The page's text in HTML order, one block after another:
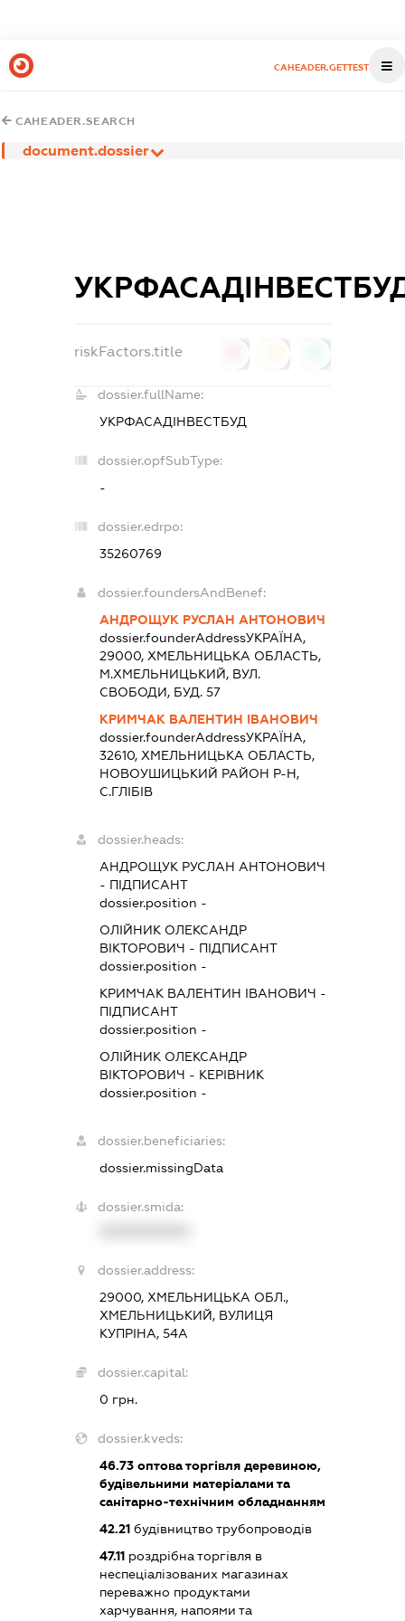
CAHEADER.GETTEST
CAHEADER.SEARCH
document.dossier
riskFactors.title
dossier.fullName:
УКРФАСАДІНВЕСТБУД
dossier.opfSubType:
-
dossier.edrpo:
35260769
dossier.foundersAndBenef:
АНДРОЩУК РУСЛАН АНТОНОВИЧ
dossier.founderAddressУКРАЇНА,
29000, ХМЕЛЬНИЦЬКА ОБЛАСТЬ,
М.ХМЕЛЬНИЦЬКИЙ, ВУЛ.
СВОБОДИ, БУД. 57
КРИМЧАК ВАЛЕНТИН ІВАНОВИЧ
dossier.founderAddressУКРАЇНА,
32610, ХМЕЛЬНИЦЬКА ОБЛАСТЬ,
НОВОУШИЦЬКИЙ РАЙОН Р-Н,
С.ГЛІБІВ
dossier.heads:
АНДРОЩУК РУСЛАН АНТОНОВИЧ
- ПІДПИСАНТ
dossier.position -
ОЛІЙНИК ОЛЕКСАНДР
ВІКТОРОВИЧ - ПІДПИСАНТ
dossier.position -
КРИМЧАК ВАЛЕНТИН ІВАНОВИЧ -
ПІДПИСАНТ
dossier.position -
ОЛІЙНИК ОЛЕКСАНДР
ВІКТОРОВИЧ - КЕРІВНИК
dossier.position -
dossier.beneficiaries:
dossier.missingData
dossier.smida:
dossier.address:
29000, ХМЕЛЬНИЦЬКА ОБЛ.,
ХМЕЛЬНИЦЬКИЙ, ВУЛИЦЯ
КУПРІНА, 54А
dossier.capital:
0 грн.
dossier.kveds:
46.73 оптова торгівля деревиною,
будівельними матеріалами та
санітарно-технічним обладнанням
42.21 будівництво трубопроводів
47.11 роздрібна торгівля в
неспеціалізованих магазинах
переважно продуктами
харчування, напоями та